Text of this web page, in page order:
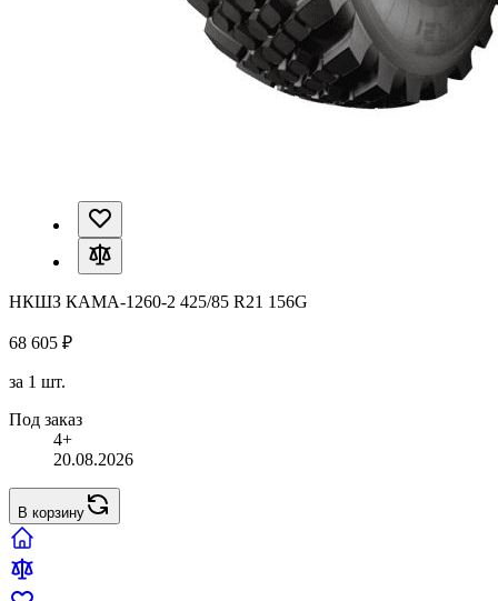
НКШЗ КАМА-1260-2 425/85 R21 156G
68 605 ₽
за 1 шт.
Под заказ
4+
20.08.2026
В корзину